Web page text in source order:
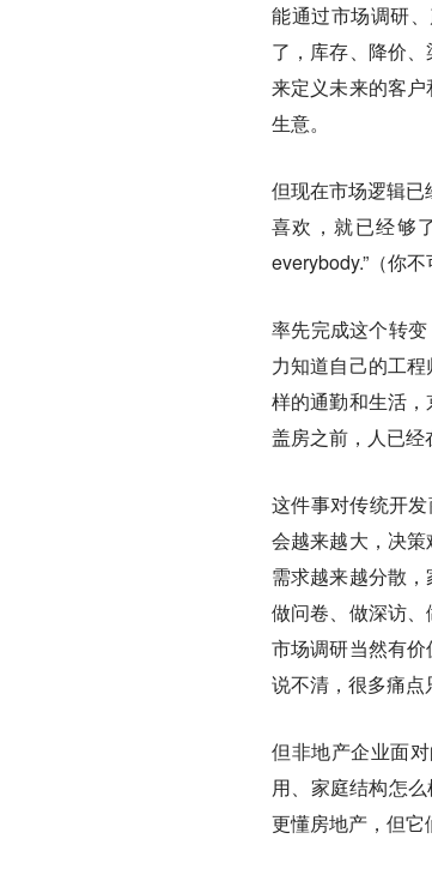
能通过市场调研
了，库存、降价
来定义未来的客
生意。
但现在市场逻辑
喜欢，就已经够
everybody.”（你不
率先完成这个转
力知道自己的工
样的通勤和生活
盖房之前，人已经
这件事对传统开
会越来越大，决
需求越来越分散
做问卷、做深访
市场调研当然有
说不清，很多痛点
但非地产企业面
用、家庭结构怎
更懂房地产，但它